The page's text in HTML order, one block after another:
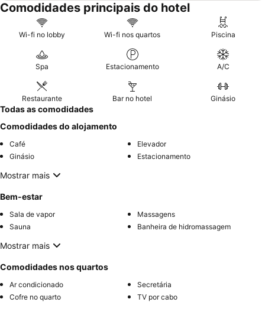
Comodidades principais do hotel
Wi-fi no lobby Wi-fi nos quartos Piscina
Spa Estacionamento A/C
Restaurante Bar no hotel Ginásio
Todas as comodidades
Comodidades do alojamento
Café
Elevador
Ginásio
Estacionamento
Mostrar mais
Bem-estar
Sala de vapor
Massagens
Sauna
Banheira de hidromassagem
Mostrar mais
Comodidades nos quartos
Ar condicionado
Secretária
Cofre no quarto
TV por cabo